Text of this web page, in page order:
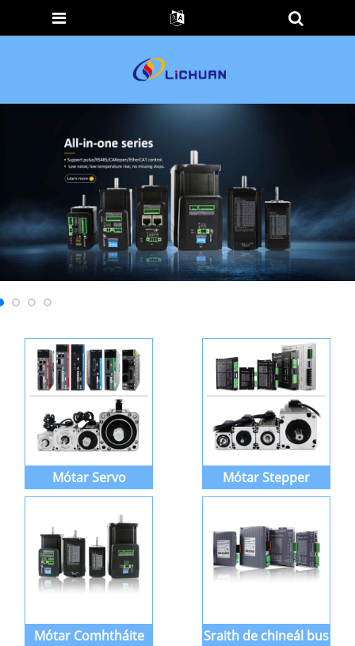
Mótar Servo Mótar Stepper
Mótar Comhtháite Sraith de chineál bus